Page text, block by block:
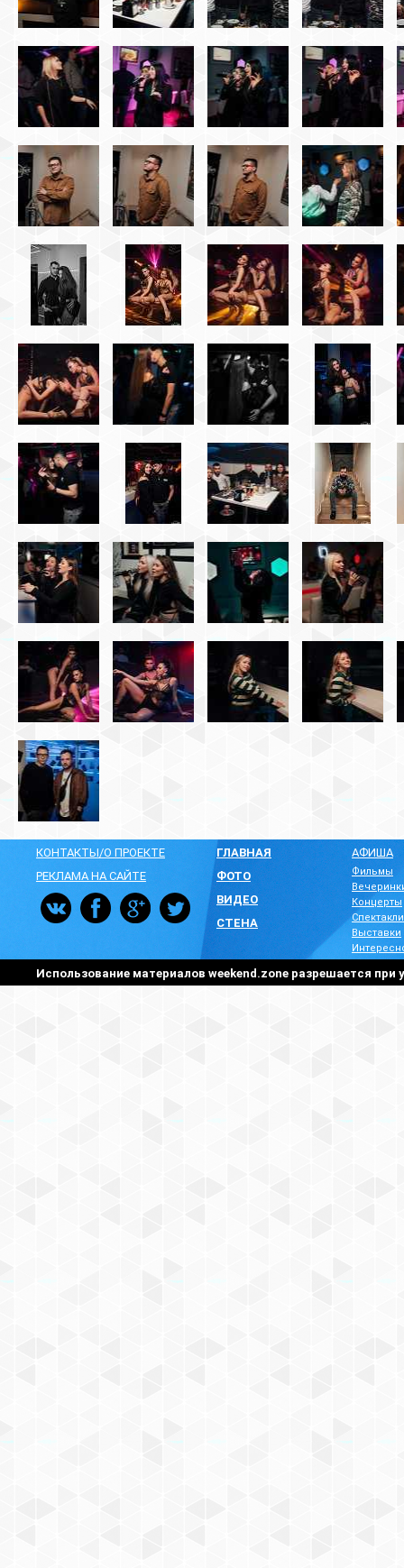
КОНТАКТЫ/О ПРОЕКТЕ
РЕКЛАМА НА САЙТЕ
ГЛАВНАЯ
ФОТО
ВИДЕО
СТЕНА
АФИША
Фильмы
Концерты
Спектакли
Выставки
Использование материалов weekend.zone разрешается